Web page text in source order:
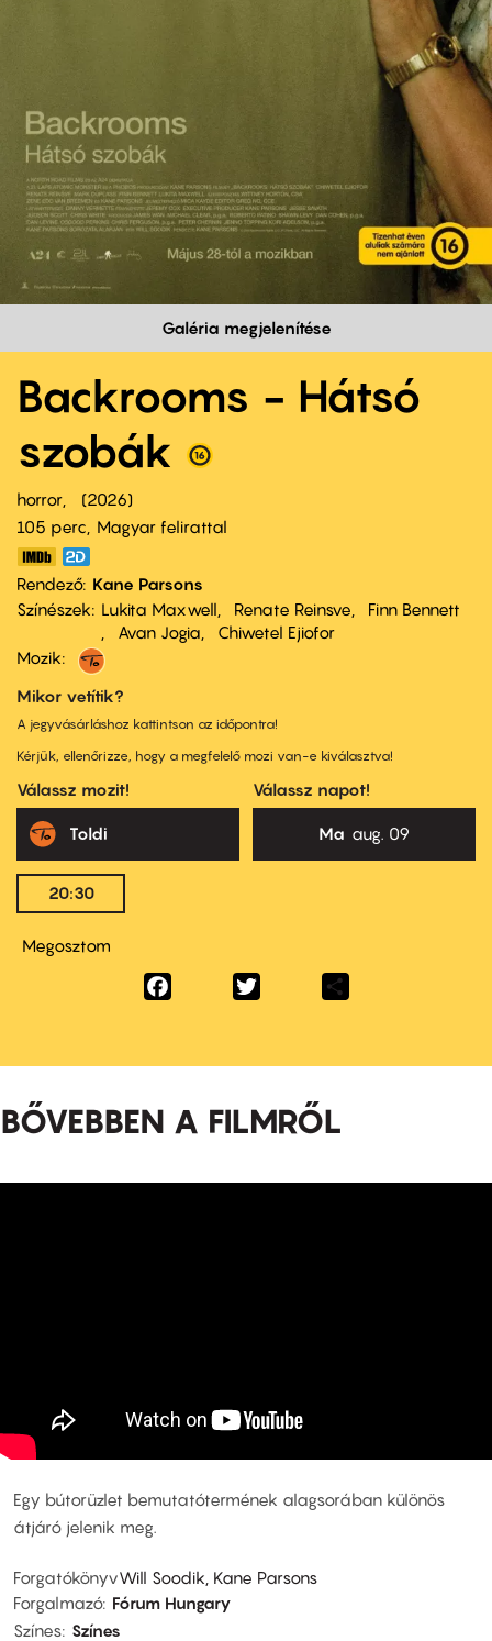
Galéria megjelenítése
Backrooms - Hátsó
szobák
horror
2026
105 perc,
Magyar felirattal
Rendező Kane Parsons
Színészek
Lukita Maxwell Renate Reinsve
Finn Bennett
Avan Jogia
Chiwetel Ejiofor
Mozik:
Mikor vetítik?
A jegyvásárláshoz kattintson az időpontra!
Kérjük, ellenőrizze, hogy a megfelelő mozi van-e kiválasztva!
Válassz mozit!
Toldi
Válassz napot!
Ma aug. 09
20:30
Megosztom
Facebook
BŐVEBBEN A FILMRŐL
Egy bútorüzlet bemutatótermének alagsorában különös
átjáró jelenik meg.
ForgatókönyvWill Soodik, Kane Parsons
Forgalmazó Fórum Hungary
Színes Színes